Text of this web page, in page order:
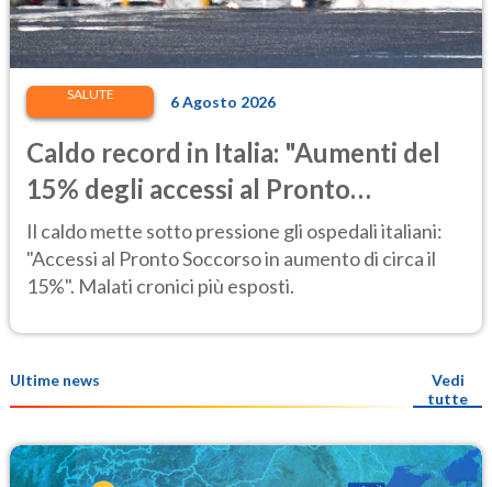
SALUTE 6 Agosto 2026
Caldo record in Italia: "Aumenti del
15% degli accessi al Pronto
Soccorso"
Il caldo mette sotto pressione gli ospedali italiani:
"Accessi al Pronto Soccorso in aumento di circa il
15%". Malati cronici più esposti.
Ultime news
Vedi
tutte